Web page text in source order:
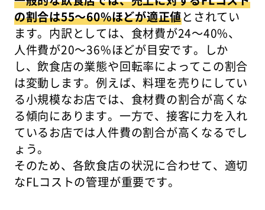
の割合は55～60%ほどが適正値とされてい
ます。内訳としては、食材費が24～40%、
人件費が20～36%ほどが目安です。しか
し、飲食店の業態や回転率によってこの割合
は変動します。例えば、料理を売りにしてい
る小規模なお店では、食材費の割合が高くな
る傾向にあります。一方で、接客に力を入れ
ているお店では人件費の割合が高くなるでし
ょう。
そのため、各飲食店の状況に合わせて、適切
なFLコストの管理が重要です。